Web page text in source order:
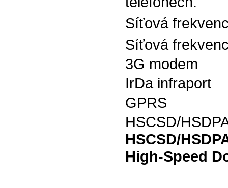
Síťová
Síťová
3G modem
IrDa infraport
GPRS
HSCSD/
HSCSD/
High-Speed